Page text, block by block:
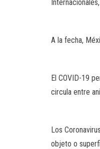
A la fecha,
El COVID-19
circula entre
Los
objeto o